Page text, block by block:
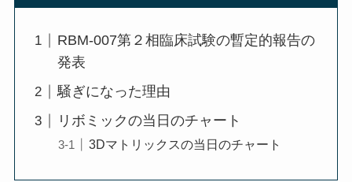
RBM-007第２相臨床試験の暫定的報告の
発表
騒ぎになった理由
リボミックの当日のチャート
3Dマトリックスの当日のチャート